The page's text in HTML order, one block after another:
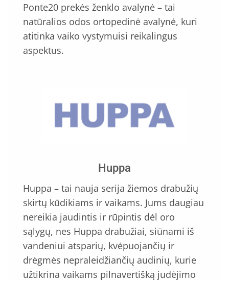
Ponte20 prekės ženklo avalynė – tai
natūralios odos ortopedinė avalynė, kuri
atitinka vaiko vystymuisi reikalingus
aspektus.
Huppa
Huppa – tai nauja serija žiemos drabužių
skirtų kūdikiams ir vaikams. Jums daugiau
nereikia jaudintis ir rūpintis dėl oro
sąlygų, nes Huppa drabužiai, siūnami iš
vandeniui atsparių, kvėpuojančių ir
drėgmės nepraleidžiančių audinių, kurie
užtikrina vaikams pilnavertišką judėjimo